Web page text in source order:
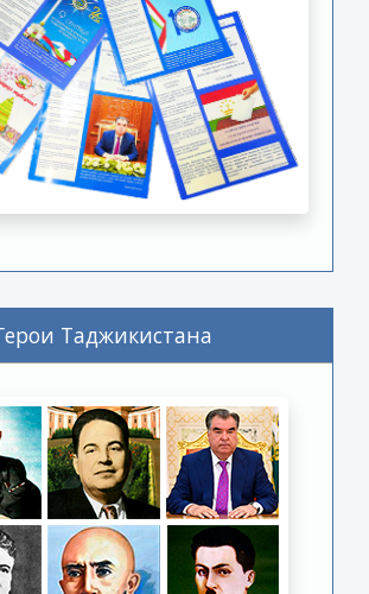
Таджикистана